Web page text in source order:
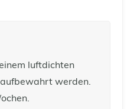
luftdichten
werden.